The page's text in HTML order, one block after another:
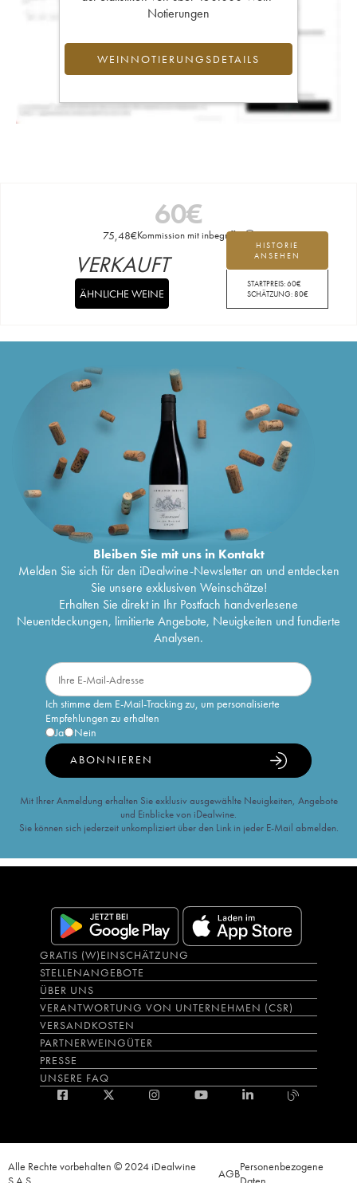
Notierungen
WEINNOTIERUNGSDETAILS
60€
75,48€Kommission mit inbegriffen
HISTORIE
ANSEHEN
STARTPREIS:60€
SCHÄTZUNG:80€
VERKAUFT
ÄHNLICHE WEINE
Bleiben Sie mit uns in Kontakt
Melden Sie sich für den iDealwine-Newsletter an und entdecken
Sie unsere exklusiven Weinschätze!
Erhalten Sie direkt in Ihr Postfach handverlesene
Neuentdeckungen, limitierte Angebote, Neuigkeiten und fundierte
Analysen.
Ich stimme dem E-Mail-Tracking zu, um personalisierte
Empfehlungen zu erhalten
Ja
Nein
ABONNIEREN
Mit Ihrer Anmeldung erhalten Sie exklusiv ausgewählte Neuigkeiten, Angebote
und Einblicke von iDealwine.
Sie können sich jederzeit unkompliziert über den Link in jeder E-Mail abmelden.
GRATIS (W)EINSCHÄTZUNG
STELLENANGEBOTE
ÜBER UNS
VERANTWORTUNG VON UNTERNEHMEN (CSR)
VERSANDKOSTEN
PARTNERWEINGÜTER
PRESSE
UNSERE FAQ
Alle Rechte vorbehalten © 2024 iDealwine
AGBPersonenbezogene